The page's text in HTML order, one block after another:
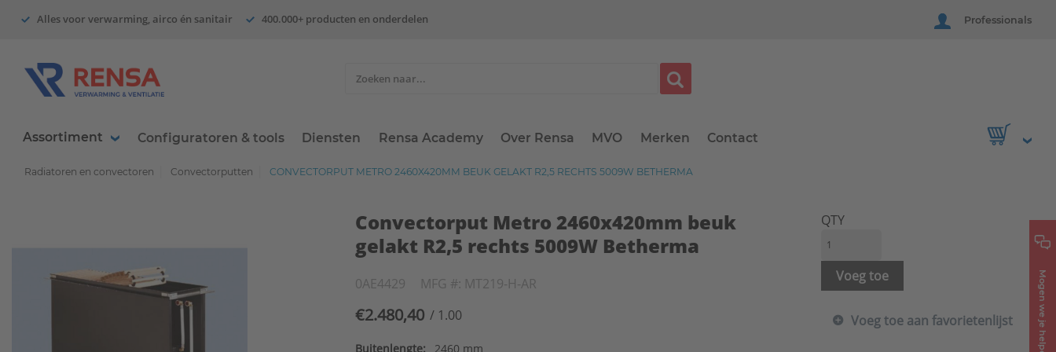
Alles voor verwarming, airco én sanitair 400.000+ producten en onderdelen Professionals
Assortiment Configuratoren & tools Diensten Rensa Academy Over Rensa MVO Merken Contact
Mogen we je helpen?
Radiatoren en convectoren Convectorputten CONVECTORPUT METRO 2460X420MM BEUK GELAKT R2,5 RECHTS 5009W BETHERMA
Convectorput Metro 2460x420mm beuk
gelakt R2,5 rechts 5009W Betherma
0AE4429 MFG #: MT219-H-AR
€2.480,40 / 1.00
Buitenlengte:
2460 mm
QTY
Voeg toe
Voeg toe aan favorietenlijst